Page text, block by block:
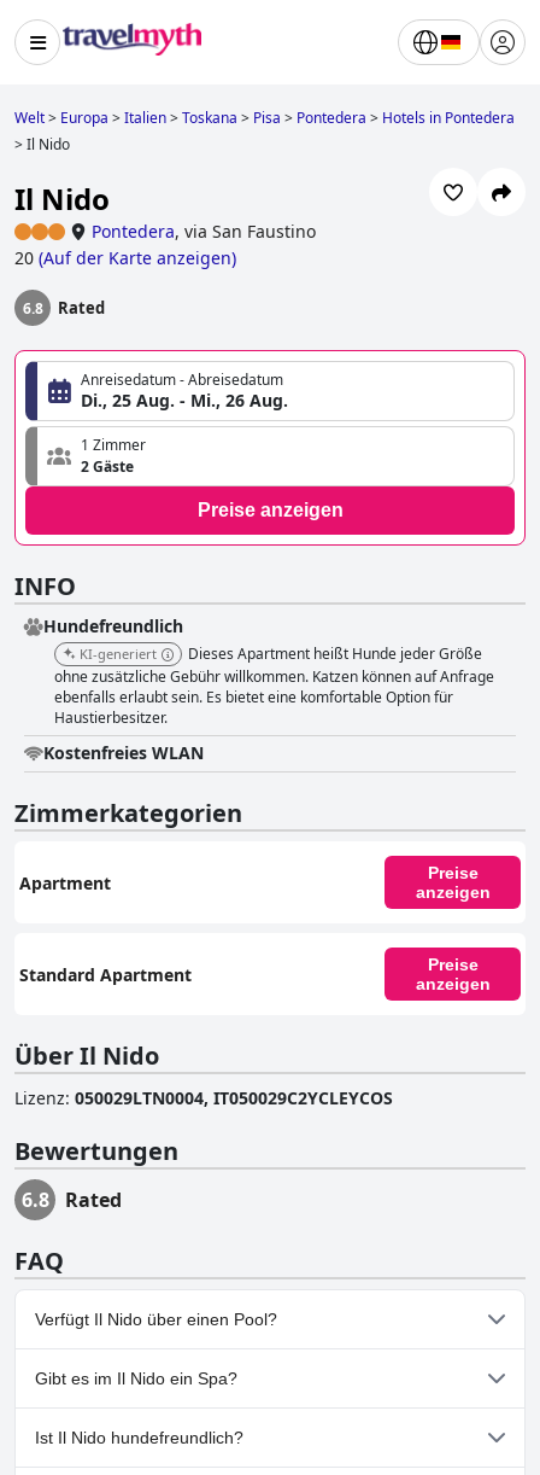
Welt> Europa >Italien>Toskana > Pisa > Pontedera > Hotels in Pontedera
>Il Nido
Il Nido
Pontedera, via San Faustino
20 (Auf der Karte anzeigen)
6.8 Rated
Anreisedatum - Abreisedatum
Di., 25 Aug. - Mi., 26 Aug.
1 Zimmer
2 Gäste
Preise anzeigen
INFO
Hundefreundlich
KI-generiert
Dieses Apartment heißt Hunde jeder Größe
ohne zusätzliche Gebühr willkommen. Katzen können auf Anfrage
ebenfalls erlaubt sein. Es bietet eine komfortable Option für
Haustierbesitzer.
Kostenfreies WLAN
Zimmerkategorien
Apartment
Preise
anzeigen
Standard Apartment
Preise
anzeigen
Über Il Nido
Lizenz: 050029LTN0004, IT050029C2YCLEYCOS
Bewertungen
6.8 Rated
FAQ
Verfügt Il Nido über einen Pool?
Nein, Il Nido hat keinen Pool.
Gibt es im Il Nido ein Spa?
Nein, ein Spa ist im Il Nido nicht vorhanden.
Ist Il Nido hundefreundlich?